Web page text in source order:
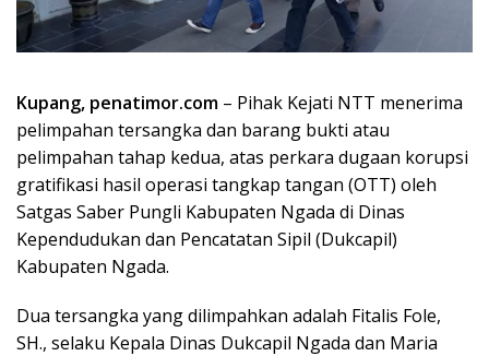
Kupang, penatimor.com – Pihak Kejati NTT menerima
pelimpahan tersangka dan barang bukti atau
pelimpahan tahap kedua, atas perkara dugaan korupsi
gratifikasi hasil operasi tangkap tangan (OTT) oleh
Satgas Saber Pungli Kabupaten Ngada di Dinas
Kependudukan dan Pencatatan Sipil (Dukcapil)
Kabupaten Ngada.
Dua tersangka yang dilimpahkan adalah Fitalis Fole,
SH., selaku Kepala Dinas Dukcapil Ngada dan Maria